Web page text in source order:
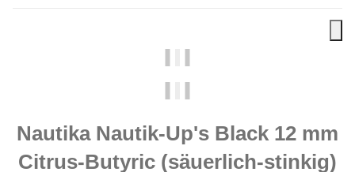
Nautika Nautik-Up's Black 12 mm
Citrus-Butyric (säuerlich-stinkig)